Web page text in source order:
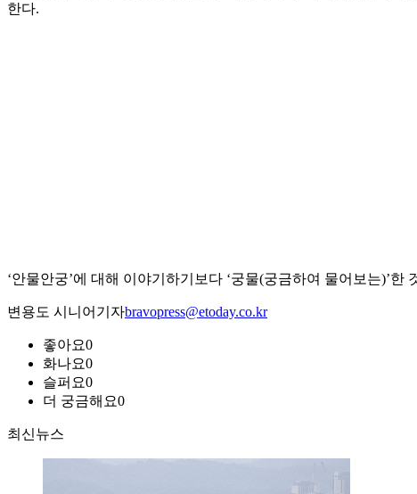
한다.
‘안물안궁’에 대해 이야기하기보다 ‘궁물(궁금하여 물어보는)’
변용도 시니어기자bravopress@etoday.co.kr
좋아요0
화나요0
슬퍼요0
더 궁금해요0
최신뉴스